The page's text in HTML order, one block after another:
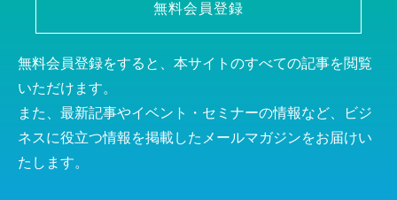
無料会員登録
無料会員登録をすると、本サイトのすべての記事を閲覧
いただけます。
また、最新記事やイベント・セミナーの情報など、ビジ
ネスに役立つ情報を掲載したメールマガジンをお届けい
たします。